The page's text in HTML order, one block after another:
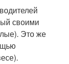
своими
Это же